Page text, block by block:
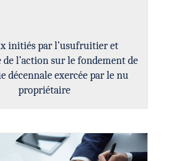
initiés par l’usufruitier et
l’action sur le fondement de
décennale exercée par le nu
propriétaire